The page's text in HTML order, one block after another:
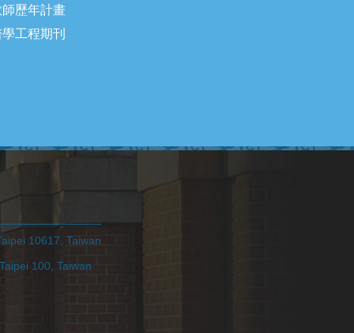
師歷年計畫
工程期刊
10617, Taiwan
100, Taiwan